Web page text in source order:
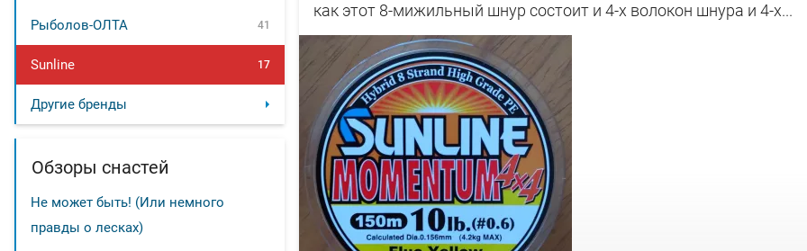
Рыболов-ОЛТА 41
Sunline 17
Другие бренды
Обзоры снастей
Не может быть! (Или немного
правды о лесках)
как этот 8-мижильный шнур состоит и 4-х волокон шнура и 4-х...